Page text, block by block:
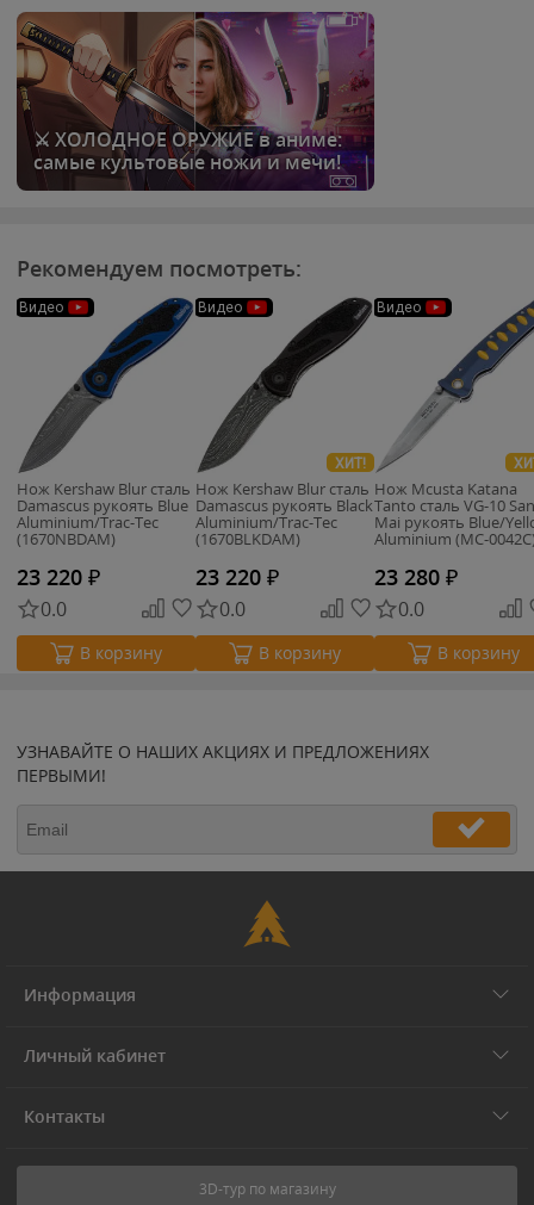
⚔️ ХОЛОДНОЕ ОРУЖИЕ в аниме:
самые культовые ножи и мечи!
Рекомендуем посмотреть:
Видео
Нож Kershaw Blur сталь
Damascus рукоять Blue
Aluminium/Trac-Tec
(1670NBDAM)
23 220 ₽
0.0
В корзину
Видео
ХИТ!
Нож Kershaw Blur сталь
Damascus рукоять Black
Aluminium/Trac-Tec
(1670BLKDAM)
23 220 ₽
0.0
В корзину
Видео
Нож Mcusta Katana
Tanto сталь VG-10
Mai рукоять Blue/
Aluminium (MC-
23 280 ₽
0.0
В корзину
УЗНАВАЙТЕ О НАШИХ АКЦИЯХ И ПРЕДЛОЖЕНИЯХ
ПЕРВЫМИ!
Информация
Личный кабинет
Контакты
3D-тур по магазину